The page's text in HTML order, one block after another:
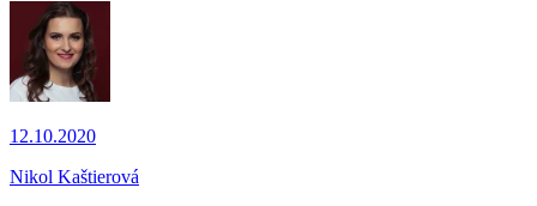
12.10.2020
Nikol Kaštierová